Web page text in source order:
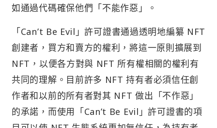
如通過代碼確保他們「不能作惡」。
「Can’t Be Evil」許可證書通過透明地編纂 NFT
創建者，買方和賣方的權利，將這一原則擴展到
NFT，以便各方對與 NFT 所有權相關的權利有
共同的理解。目前許多 NFT 持有者必須信任創
作者和以前的所有者對其 NFT 做出「不作惡」
的承諾，而使用「Can’t Be Evil」許可證書的項